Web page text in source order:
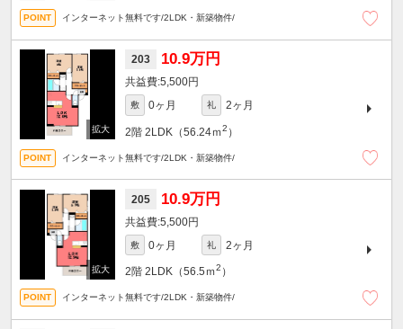
インターネット無料です/2LDK・新築物件/
203 10.9万円
5,500円
敷 0ヶ月 礼 2ヶ月
2階 2LDK（56.24ｍ2 ）
インターネット無料です/2LDK・新築物件/
205 10.9万円
5,500円
敷 0ヶ月 礼 2ヶ月
2階 2LDK（56.5ｍ2 ）
インターネット無料です/2LDK・新築物件/